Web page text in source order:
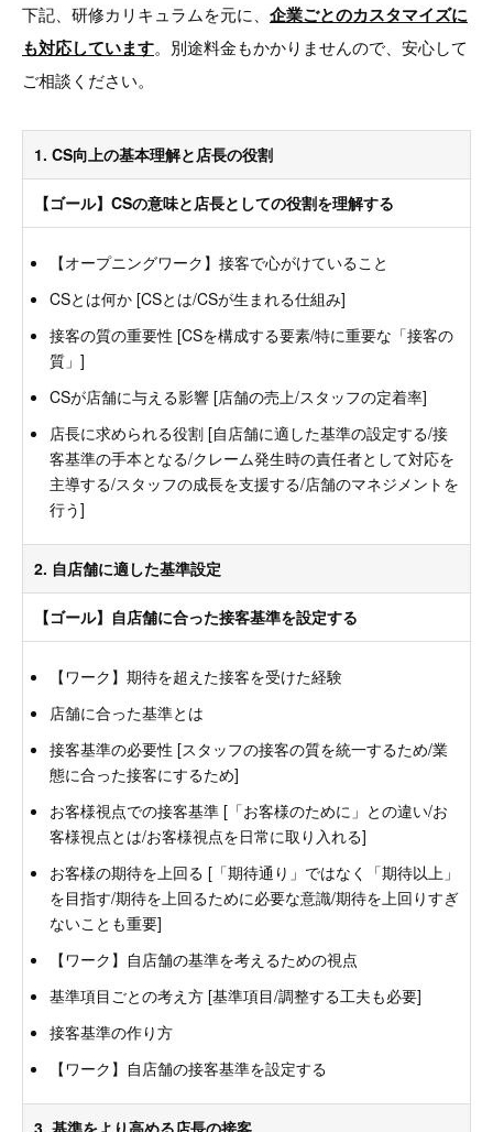
下記、研修カリキュラムを元に、 企業ごとのカスタマイズに
も対応しています。別途料金もかかりませんので、安心して
ご相談ください。
1. CS向上の基本理解と店長の役割
【ゴール】CSの意味と店長としての役割を理解する
【オープニングワーク】接客で心がけていること
CSとは何か [CSとは/CSが生まれる仕組み]
接客の質の重要性 [CSを構成する要素/特に重要な「接客の
質」]
CSが店舗に与える影響 [店舗の売上/スタッフの定着率]
店長に求められる役割 [自店舗に適した基準の設定する/接
客基準の手本となる/クレーム発生時の責任者として対応を
主導する/スタッフの成長を支援する/店舗のマネジメントを
行う]
2. 自店舗に適した基準設定
【ゴール】自店舗に合った接客基準を設定する
【ワーク】期待を超えた接客を受けた経験
店舗に合った基準とは
接客基準の必要性 [スタッフの接客の質を統一するため/業
態に合った接客にするため]
お客様視点での接客基準 [「お客様のために」との違い/お
客様視点とは/お客様視点を日常に取り入れる]
お客様の期待を上回る [「期待通り」ではなく「期待以上」
を目指す/期待を上回るために必要な意識/期待を上回りすぎ
ないことも重要]
【ワーク】自店舗の基準を考えるための視点
基準項目ごとの考え方 [基準項目/調整する工夫も必要]
接客基準の作り方
【ワーク】自店舗の接客基準を設定する
3. 基準をより高める店長の接客